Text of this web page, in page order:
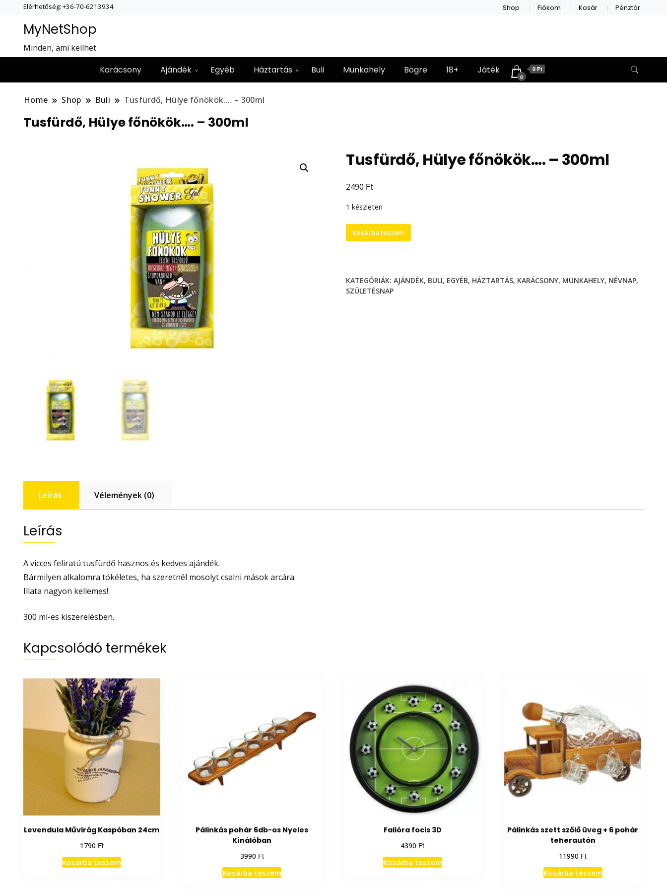
Elérhetőség: +36-70-6213934 Shop Fiókom Kosár Pénztár
MyNetShop
Minden, ami kellhet
Karácsony Ajándék Egyéb Háztartás Buli Munkahely Bögre 18+ Játék
0
0 Ft
Home Shop Buli Tusfürdő, Hülye főnökök…. – 300ml
Tusfürdő, Hülye főnökök…. – 300ml
Tusfürdő, Hülye főnökök…. – 300ml
2490 Ft
1 készleten
Tusfürdő,
Hülye
300ml
mennyiség
Kosárba teszem
KATEGÓRIÁK: AJÁNDÉK, BULI, EGYÉB, HÁZTARTÁS, KARÁCSONY, MUNKAHELY, NÉVNAP,
SZÜLETÉSNAP
Leírás Vélemények (0)
Leírás
A vicces feliratú tusfürdő hasznos és kedves ajándék.
Bármilyen alkalomra tökéletes, ha szeretnél mosolyt csalni mások arcára.
Illata nagyon kellemes!
300 ml-es kiszerelésben.
Kapcsolódó termékek
Levendula Művirág Kaspóban 24cm
1790 Ft
Kosárba teszem
Pálinkás pohár 6db-os Nyeles
Kínálóban
3990 Ft
Kosárba teszem
Falióra focis 3D
4390 Ft
Kosárba teszem
Pálinkás szett szőlő üveg + 6 pohár
teherautón
11990 Ft
Kosárba teszem